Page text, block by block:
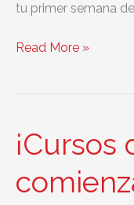
tu primer semana
Inicio
exámenes
Cambridge
Read More »
¡Cursos